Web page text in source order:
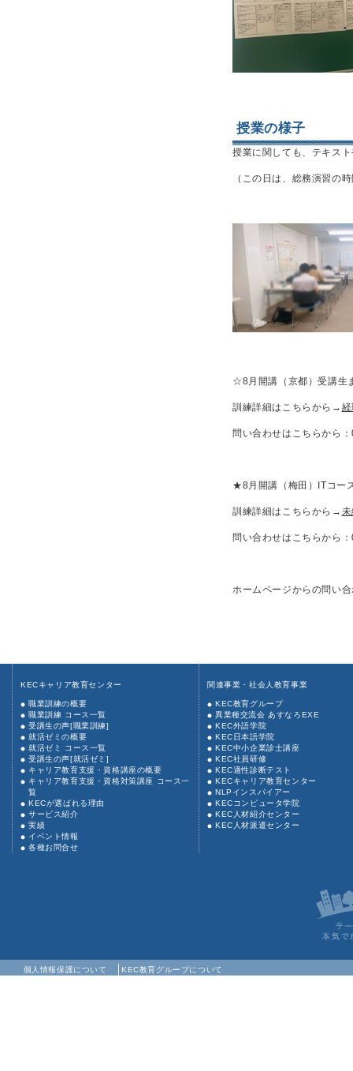
授業の様子
授業に関しても、テキス
（この日は、総務演習の
☆8月開講（京都）受講生
訓練詳細はこちらから→
問い合わせはこちらから：
★8月開講（梅田）ITコー
訓練詳細はこちらから→
問い合わせはこちらから
ホームページからの問い
KECキャリア教育センター
職業訓練の概要
職業訓練 コース一覧
受講生の声[職業訓練]
就活ゼミの概要
就活ゼミ コース一覧
受講生の声[就活ゼミ]
キャリア教育支援・資格講座の概要
キャリア教育支援・資格対策講座 コース一
覧
KECが選ばれる理由
サービス紹介
実績
イベント情報
各種お問合せ
関連事業・社会人教育事業
KEC教育グループ
異業種交流会 あすなろEXE
KEC外語学院
KEC日本語学院
KEC中小企業診士講座
KEC社員研修
KEC適性診断テスト
KECキャリア教育センター
NLPインスパイアー
KECコンピュータ学院
KEC人材紹介センター
KEC人材派遣センター
個人情報保護について KEC教育グループについて